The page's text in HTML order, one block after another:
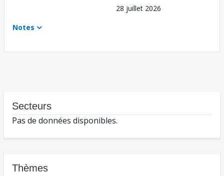
28 juillet 2026
Notes
Secteurs
Pas de données disponibles.
Thèmes